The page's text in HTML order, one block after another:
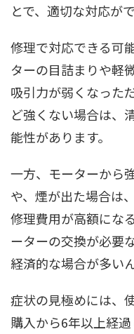
とで、適切な対応が
修理で対応できる可
ターの目詰まりや軽
吸引力が弱くなった
ど強くない場合は、
能性があります。
一方、モーターから
や、煙が出た場合は
修理費用が高額にな
ーターの交換が必要
経済的な場合が多いん
症状の見極めには、
購入から6年以上経